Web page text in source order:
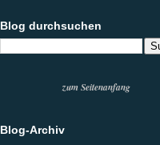
Blog durchsuchen
zum Seitenanfang
Blog-Archiv